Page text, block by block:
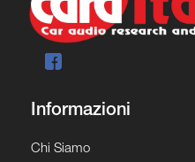
Informazioni
Chi Siamo